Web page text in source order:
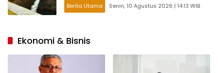
Berita Utama Senin, 10 Agustus 2026 | 14:13 WIB
Ekonomi & Bisnis